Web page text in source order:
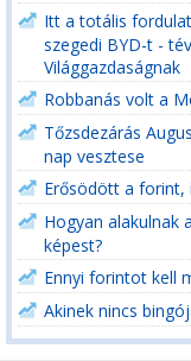
Itt a totális
szegedi BYD-t -
Világgazdaságnak
Robbanás volt a
Tőzsdezárás
nap vesztese
Erősödött a
Hogyan alakulnak
képest?
Ennyi forintot kell
Akinek nincs